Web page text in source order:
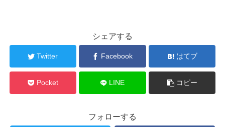
シェアする
Twitter Facebook はてブ
Pocket LINE コピー
フォローする